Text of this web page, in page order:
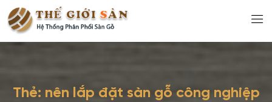
Thẻ: nên lắp đặt sàn gỗ công nghiệp